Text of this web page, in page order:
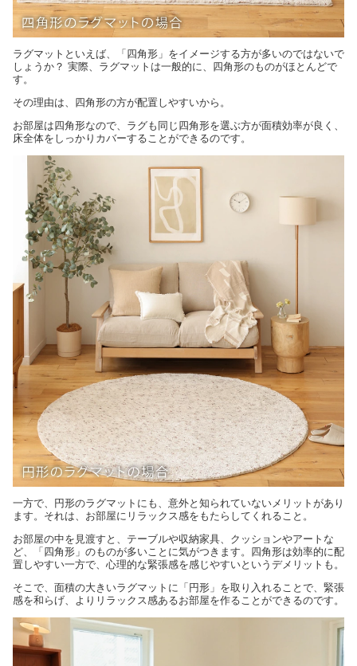
ラグマットといえば、「四角形」をイメージする方が多いのではないで
しょうか？ 実際、ラグマットは一般的に、四角形のものがほとんどで
す。
その理由は、四角形の方が配置しやすいから。
お部屋は四角形なので、ラグも同じ四角形を選ぶ方が面積効率が良く、
床全体をしっかりカバーすることができるのです。
一方で、円形のラグマットにも、意外と知られていないメリットがあり
ます。それは、お部屋にリラックス感をもたらしてくれること。
お部屋の中を見渡すと、テーブルや収納家具、クッションやアートな
ど、「四角形」のものが多いことに気がつきます。四角形は効率的に配
置しやすい一方で、心理的な緊張感を感じやすいというデメリットも。
そこで、面積の大きいラグマットに「円形」を取り入れることで、緊張
感を和らげ、よりリラックス感あるお部屋を作ることができるのです。